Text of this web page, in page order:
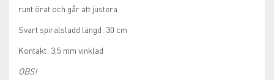
runt örat och går att justera.
Svart spiralsladd längd: 30 cm
Kontakt: 3,5 mm vinklad
OBS!